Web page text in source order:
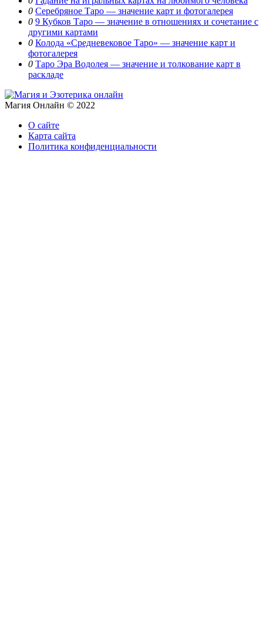
0 Серебряное Таро — значение карт и фотогалерея
0 9 Кубков Таро — значение в отношениях и сочетание с
другими картами
0 Колода «Средневековое Таро» — значение карт и
фотогалерея
0 Таро Эра Водолея — значение и толкование карт в
раскладе
Магия Онлайн © 2022
О сайте
Карта сайта
Политика конфиденциальности